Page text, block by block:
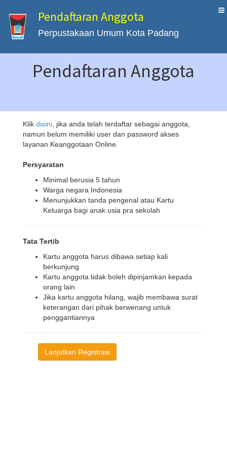
Pendaftaran Anggota
Perpustakaan Umum Kota Padang
Pendaftaran Anggota
Klik disini , jika anda telah terdaftar sebagai anggota,
namun belum memiliki user dan password akses
layanan Keanggotaan Online.
Persyaratan
Minimal berusia 5 tahun
Warga negara Indonesia
Menunjukkan tanda pengenal atau Kartu
Keluarga bagi anak usia pra sekolah
Tata Tertib
Kartu anggota harus dibawa setiap kali
berkunjung
Kartu anggota tidak boleh dipinjamkan kepada
orang lain
Jika kartu anggota hilang, wajib membawa surat
keterangan dari pihak berwenang untuk
penggantiannya
Lanjutkan Registrasi